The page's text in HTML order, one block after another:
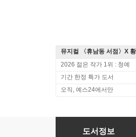
2026 젊은 작가 1위 : 청예
기간 한정 특가 도서
오직, 예스24에서만
당신, 거기 있어줄래요?
도서정보